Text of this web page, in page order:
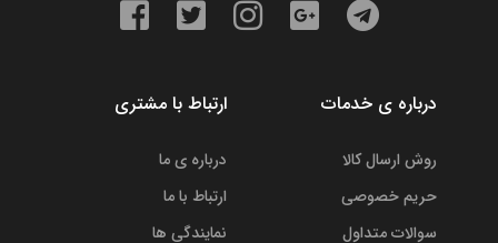
درباره ی خدمات
روش ارسال کالا
حریم خصوصی
سوالات متداول
ارتباط با مشتری
درباره ی ما
ارتباط با ما
نمایندگی ها